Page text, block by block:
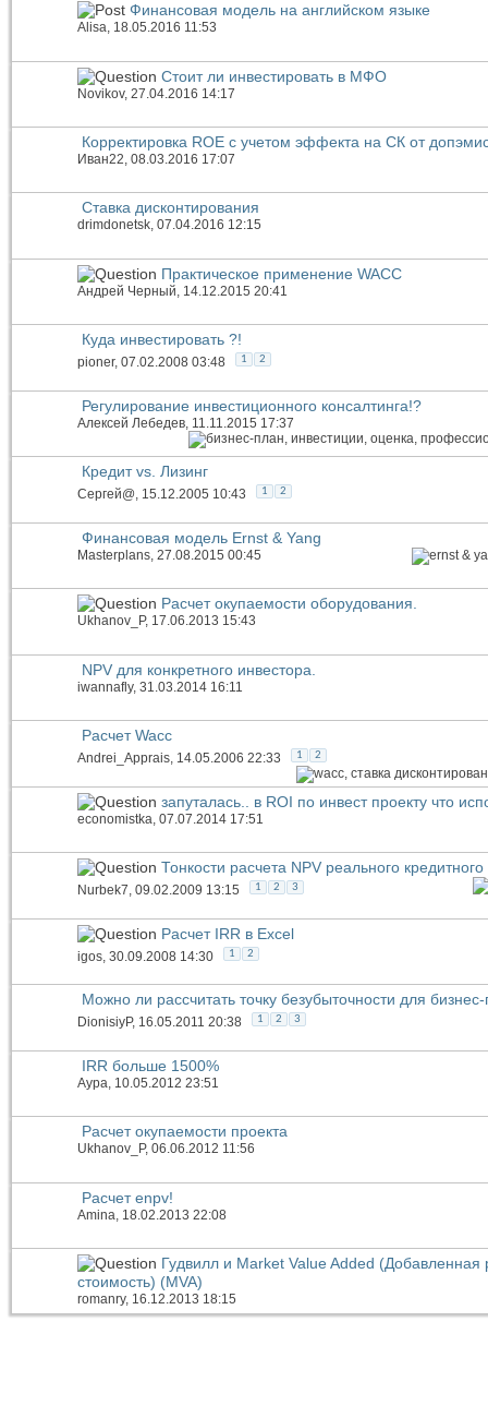
Финансовая модель на английском языке
Alisa, 18.05.2016 11:53
Стоит ли инвестировать в МФО
Novikov, 27.04.2016 14:17
Корректировка ROE с учетом эффекта на СК от
Иван22, 08.03.2016 17:07
Ставка дисконтирования
drimdonetsk, 07.04.2016 12:15
Практическое применение WACC
Андрей Черный, 14.12.2015 20:41
Куда инвестировать ?!
pioner, 07.02.2008 03:48 1 2
Регулирование инвестиционного консалтинга!?
Алексей Лебедев, 11.11.2015 17:37
Кредит vs. Лизинг
Сергей@, 15.12.2005 10:43 1 2
Финансовая модель Ernst & Yang
Masterplans, 27.08.2015 00:45
Расчет окупаемости оборудования.
Ukhanov_P, 17.06.2013 15:43
NPV для конкретного инвестора.
iwannafly, 31.03.2014 16:11
Расчет Wacc
Andrei_Apprais, 14.05.2006 22:33 1 2
запуталась.. в ROI по инвест проекту что
economistka , 07.07.2014 17:51
Тонкости расчета NPV реального кредитного
Nurbek7, 09.02.2009 13:15 1 2 3
Расчет IRR в Excel
igos , 30.09.2008 14:30 1 2
Можно ли рассчитать точку безубыточности для
DionisiyP, 16.05.2011 20:38 1 2 3
IRR больше 1500%
Аура , 10.05.2012 23:51
Расчет окупаемости проекта
Ukhanov_P, 06.06.2012 11:56
Расчет enpv!
Amina , 18.02.2013 22:08
Гудвилл и Market Value Added (Добавленная
стоимость) (MVA)
romanry, 16.12.2013 18:15